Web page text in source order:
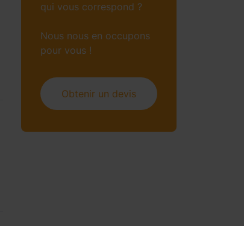
qui vous correspond ?
Nous nous en occupons
pour vous !
Obtenir un devis